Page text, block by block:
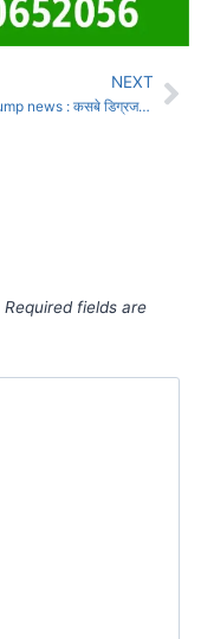
NEXT
donald trump news : कसबे डिग्रजच्या पठ्याने घेतला थेट डोनाल्ड ट्रम्पशी पंगा
Required fields are